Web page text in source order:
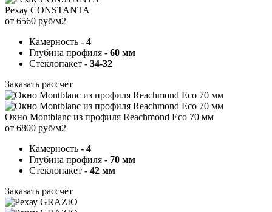
Рехау CONSTANTA
от 6560 руб/м2
Камерность - 4
Глубина профиля - 60 мм
Стеклопакет - 34-32
Заказать рассчет
Окно Montblanc из профиля Reachmond Eco 70 мм
от 6800 руб/м2
Камерность - 4
Глубина профиля - 70 мм
Стеклопакет - 42 мм
Заказать рассчет